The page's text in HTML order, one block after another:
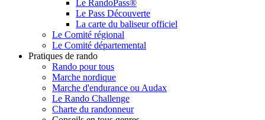
Le RandoPass®
Le Pass Découverte
La carte du baliseur officiel
Le Comité régional
Le Comité départemental
Pratiques de rando
Rando pour tous
Marche nordique
Marche d'endurance ou Audax
Le Rando Challenge
Charte du randonneur